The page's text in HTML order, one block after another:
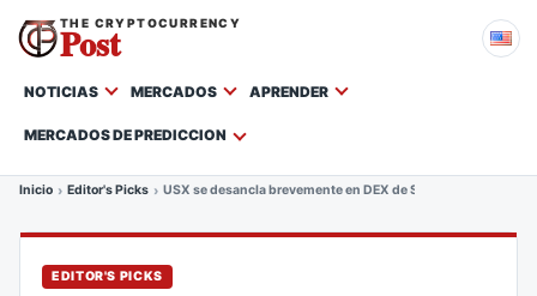
THE CRYPTOCURRENCY
Post
NOTICIAS MERCADOS APRENDER
MERCADOS DE PREDICCION
Inicio Editor's Picks USX se desancla brevemente en DEX de Solana antes de
EDITOR'S PICKS